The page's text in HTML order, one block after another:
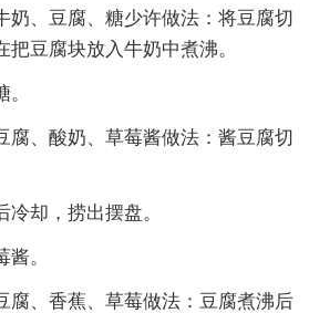
奶、豆腐、糖少许做法：将豆腐切
豆腐块放入牛奶中煮沸。
腐、酸奶、草莓酱做法：酱豆腐切
却，捞出摆盘。
。
腐、香蕉、草莓做法：豆腐煮沸后